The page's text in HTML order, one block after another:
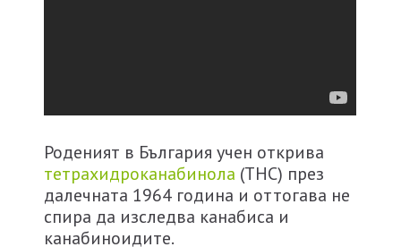
Роденият в България учен открива
тетрахидроканабинола (ТНС) през
далечната 1964 година и оттогава не
спира да изследва канабиса и
канабиноидите.